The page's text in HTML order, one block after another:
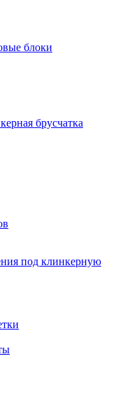
блоки
брусчатка
под клинкерную